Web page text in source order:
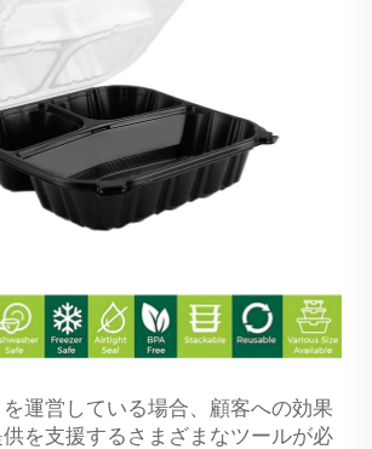
運営している場合、顧客への効果
を支援するさまざまなツールが必